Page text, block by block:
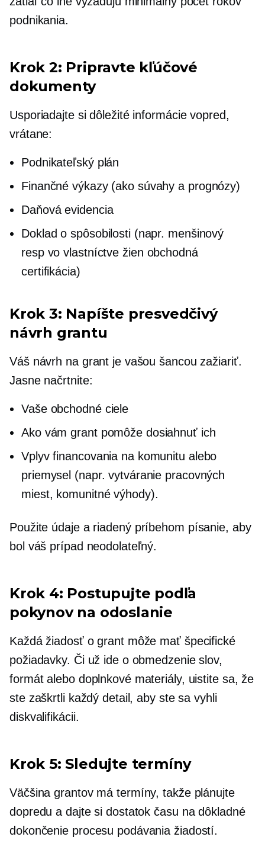
podnikania.
Krok 2: Pripravte kľúčové
dokumenty
Usporiadajte si dôležité informácie vopred,
vrátane:
Podnikateľský plán
Finančné výkazy (ako súvahy a prognózy)
Daňová evidencia
Doklad o spôsobilosti (napr. menšinový
resp vo vlastníctve žien obchodná
certifikácia)
Krok 3: Napíšte presvedčivý
návrh grantu
Váš návrh na grant je vašou šancou zažiariť.
Jasne načrtnite:
Vaše obchodné ciele
Ako vám grant pomôže dosiahnuť ich
Vplyv financovania na komunitu alebo
priemysel (napr. vytváranie pracovných
miest, komunitné výhody).
Použite údaje a riadený príbehom písanie, aby
bol váš prípad neodolateľný.
Krok 4: Postupujte podľa
pokynov na odoslanie
Každá žiadosť o grant môže mať špecifické
požiadavky. Či už ide o obmedzenie slov,
formát alebo doplnkové materiály, uistite sa, že
ste zaškrtli každý detail, aby ste sa vyhli
diskvalifikácii.
Krok 5: Sledujte termíny
Väčšina grantov má termíny, takže plánujte
dopredu a dajte si dostatok času na dôkladné
dokončenie procesu podávania žiadostí.